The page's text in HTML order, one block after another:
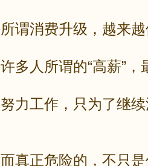
所谓消费升级，越来
许多人所谓的“高薪”
努力工作，只为了继
而真正危险的，不只